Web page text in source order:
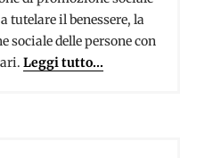
tutelare il benessere, la
sociale delle persone con
Leggi tutto...